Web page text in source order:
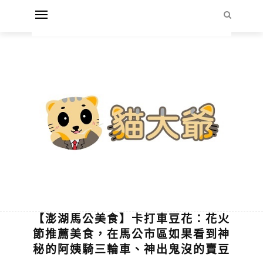
【澎湖馬公美食】卡打車豆花：花火
節推薦美食，在馬公市區如果看到神
秘的阿姨騎三輪車、神出鬼沒的賣豆